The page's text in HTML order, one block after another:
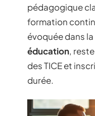
pédagogique
formation
évoquée dans la
éducation,
des TICE et
durée.